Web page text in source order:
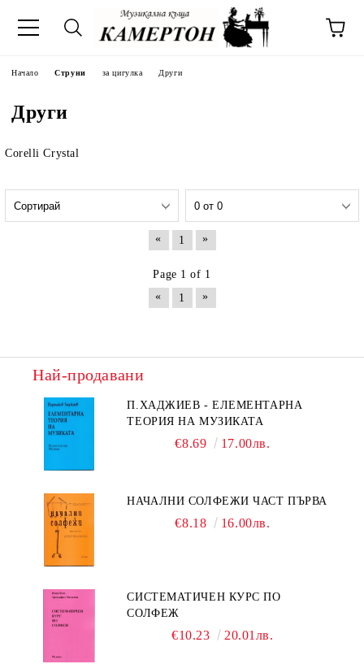
Начало Струни за цигулка Други
Други
Corelli Crystal
« 1 »
Page 1 of 1
«
1 »
Най-продавани
П.ХАДЖИЕВ - ЕЛЕМЕНТАРНА
ТЕОРИЯ НА МУЗИКАТА
€8.69 17.00лв.
НАЧАЛНИ СОЛФЕЖИ ЧАСТ ПЪРВА
€8.18 16.00лв.
СИСТЕМАТИЧЕН КУРС ПО
СОЛФЕЖ
€10.23 20.01лв.